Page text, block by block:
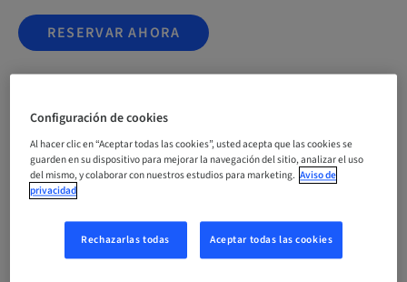
RESERVAR AHORA
Estado
reservable
Idioma
Alemán
Puntos
Configuración de cookies
Al hacer clic en “Aceptar todas las cookies”, usted acepta que las cookies se
guarden en su dispositivo para mejorar la navegación del sitio, analizar el uso
del mismo, y colaborar con nuestros estudios para marketing. Aviso de
privacidad
Rechazarlas todas Aceptar todas las cookies